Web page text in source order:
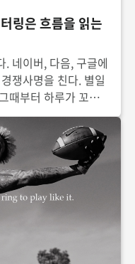
링은 흐름을 읽는
. 네이버, 다음, 구글에
쟁사명을 친다. 별일
때부터 하루가 꼬인
매일 검색하면서도